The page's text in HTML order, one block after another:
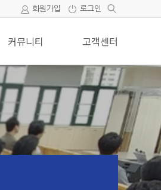
로그인
회원가입
커뮤니티 고객센터